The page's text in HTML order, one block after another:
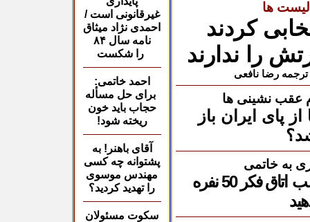
غیرقانونی است /
احمدی نژاد میثاق
نامه سال۸۴
را شکست
احمد خاتمی:
برای حل مسأله
حجاب باید خون
ریخته شود!
آقای باهنر! به
پشتوانه چه کسی
مهندس موسوی
را تهدید کردید؟
سکوت مسئولان
ها
کردند
را ندارند
ترجمه رضا نافعی
عقب نشینی ها
از پای ایران باز
به خاتمی
اتاق فکر 50 نفره